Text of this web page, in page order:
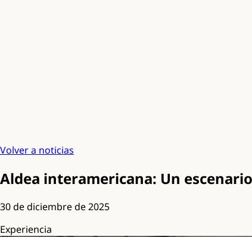
Volver a noticias
Aldea interamericana: Un
30 de diciembre de 2025
Experiencia